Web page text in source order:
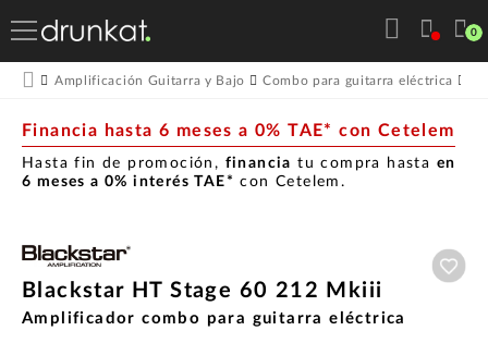
0
Amplificación Guitarra y Bajo Combo para guitarra eléctrica
Financia hasta 6 meses a 0% TAE* con Cetelem
Hasta fin de promoción, financia tu compra hasta en
6 meses a 0% interés TAE* con Cetelem.
Blackstar HT Stage 60 212 Mkiii
Amplificador combo para guitarra eléctrica